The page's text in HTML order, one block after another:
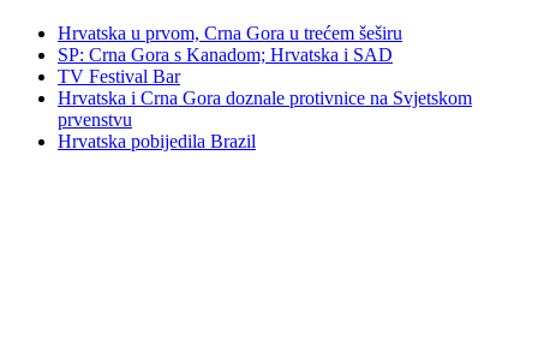
Hrvatska u prvom, Crna Gora u trećem šeširu
SP: Crna Gora s Kanadom; Hrvatska i SAD
TV Festival Bar
Hrvatska i Crna Gora doznale protivnice na Svjetskom
prvenstvu
Hrvatska pobijedila Brazil